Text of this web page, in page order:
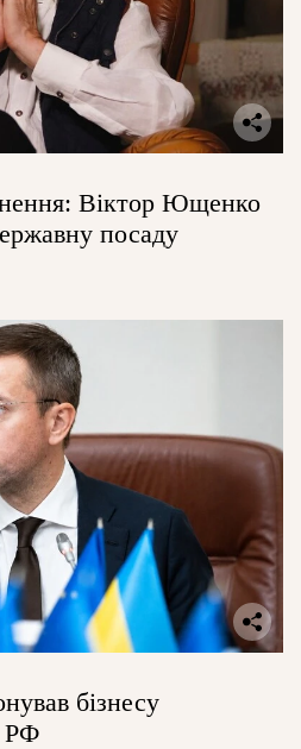
Віктор Ющенко
посаду
бізнесу
РФ